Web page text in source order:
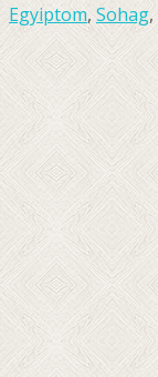
Egyiptom,Sohag,